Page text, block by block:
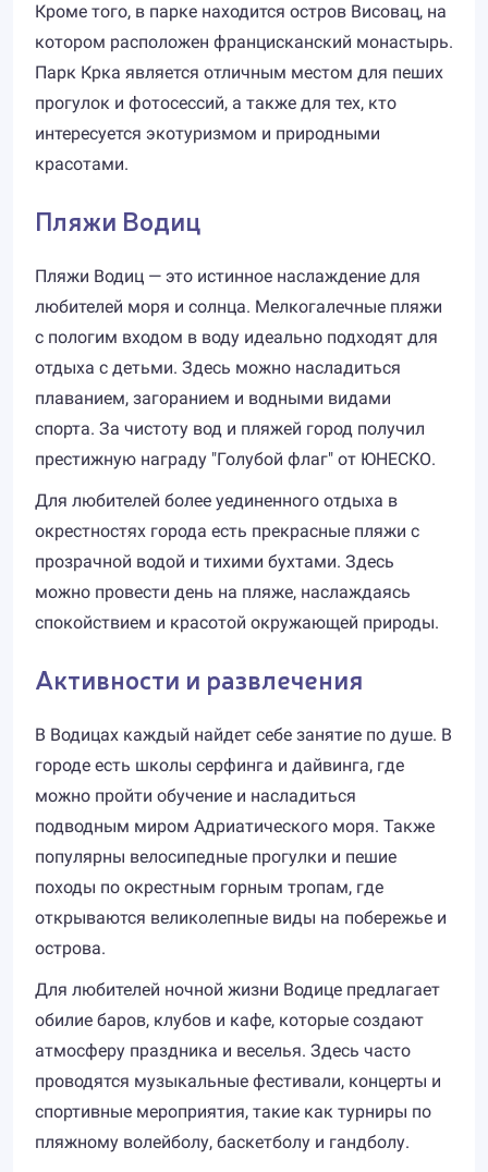
Кроме того, в парке находится остров Висовац, на
котором расположен францисканский монастырь.
Парк Крка является отличным местом для пеших
прогулок и фотосессий, а также для тех, кто
интересуется экотуризмом и природными
красотами.
Пляжи Водиц
Пляжи Водиц — это истинное наслаждение для
любителей моря и солнца. Мелкогалечные пляжи
с пологим входом в воду идеально подходят для
отдыха с детьми. Здесь можно насладиться
плаванием, загоранием и водными видами
спорта. За чистоту вод и пляжей город получил
престижную награду "Голубой флаг" от ЮНЕСКО.
Для любителей более уединенного отдыха в
окрестностях города есть прекрасные пляжи с
прозрачной водой и тихими бухтами. Здесь
можно провести день на пляже, наслаждаясь
спокойствием и красотой окружающей природы.
Активности и развлечения
В Водицах каждый найдет себе занятие по душе. В
городе есть школы серфинга и дайвинга, где
можно пройти обучение и насладиться
подводным миром Адриатического моря. Также
популярны велосипедные прогулки и пешие
походы по окрестным горным тропам, где
открываются великолепные виды на побережье и
острова.
Для любителей ночной жизни Водице предлагает
обилие баров, клубов и кафе, которые создают
атмосферу праздника и веселья. Здесь часто
проводятся музыкальные фестивали, концерты и
спортивные мероприятия, такие как турниры по
пляжному волейболу, баскетболу и гандболу.